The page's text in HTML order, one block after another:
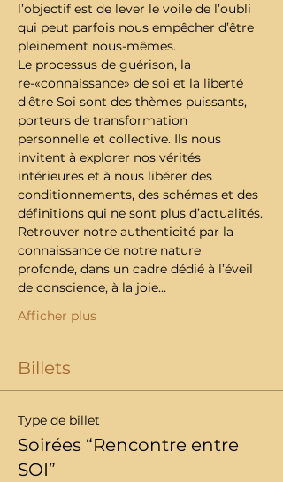
l’objectif est de lever le voile de l’oubli
qui peut parfois nous empêcher d’être
pleinement nous-mêmes.
Le processus de guérison, la
re-«connaissance» de soi et la liberté
d'être Soi sont des thèmes puissants,
porteurs de transformation
personnelle et collective. Ils nous
invitent à explorer nos vérités
intérieures et à nous libérer des
conditionnements, des schémas et des
définitions qui ne sont plus d’actualités.
Retrouver notre authenticité par la
connaissance de notre nature
profonde, dans un cadre dédié à l’éveil
de conscience, à la joie…
Afficher plus
Billets
Type de billet
Soirées “Rencontre entre
SOI”